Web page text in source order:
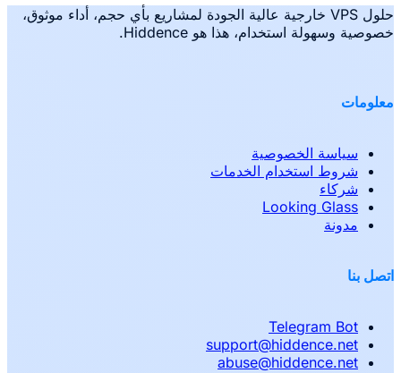
حلول VPS خارجية عالية الجودة لمشاريع بأي حجم، أداء موثوق،
خصوصية وسهولة استخدام، هذا هو Hiddence.
معلومات
سياسة الخصوصية
شروط استخدام الخدمات
شركاء
Looking Glass
مدونة
اتصل بنا
Telegram Bot
support@hiddence.net
abuse@hiddence.net